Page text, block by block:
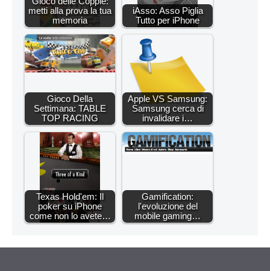
metti alla prova la tua
memoria
iAsso: Asso Piglia
Tutto per iPhone
Gioco Della
Settimana: TABLE
TOP RACING
Apple VS Samsung:
Samsung cerca di
invalidare i…
Texas Hold'em: Il
poker su iPhone
come non lo avete…
Gamification:
l'evoluzione del
mobile gaming…